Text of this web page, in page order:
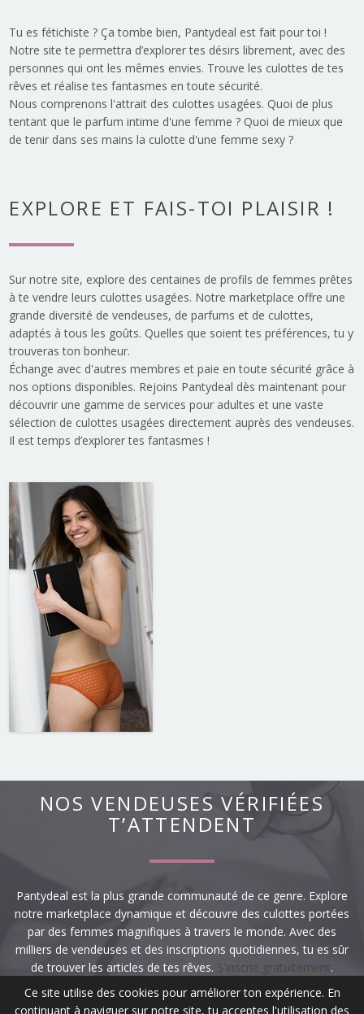
Tu es fétichiste ? Ça tombe bien, Pantydeal est fait pour toi !
Notre site te permettra d’explorer tes désirs librement, avec des
personnes qui ont les mêmes envies. Trouve les culottes de tes
rêves et réalise tes fantasmes en toute sécurité.
Nous comprenons l'attrait des culottes usagées. Quoi de plus
tentant que le parfum intime d'une femme ? Quoi de mieux que
de tenir dans ses mains la culotte d'une femme sexy ?
EXPLORE ET FAIS-TOI PLAISIR !
Sur notre site, explore des centaines de profils de femmes prêtes
à te vendre leurs culottes usagées. Notre marketplace offre une
grande diversité de vendeuses, de parfums et de culottes,
adaptés à tous les goûts. Quelles que soient tes préférences, tu y
trouveras ton bonheur.
Échange avec d'autres membres et paie en toute sécurité grâce à
nos options disponibles. Rejoins Pantydeal dès maintenant pour
découvrir une gamme de services pour adultes et une vaste
sélection de culottes usagées directement auprès des vendeuses.
Il est temps d’explorer tes fantasmes !
NOS VENDEUSES VÉRIFIÉES
T’ATTENDENT
Pantydeal est la plus grande communauté de ce genre. Explore
notre marketplace dynamique et découvre des culottes portées
par des femmes magnifiques à travers le monde. Avec des
milliers de vendeuses et des inscriptions quotidiennes, tu es sûr
de trouver les articles de tes rêves. S'inscrie gratuitement.
Ce site utilise des cookies pour améliorer ton expérience. En
continuant à naviguer sur notre site, tu acceptes l'utilisation des